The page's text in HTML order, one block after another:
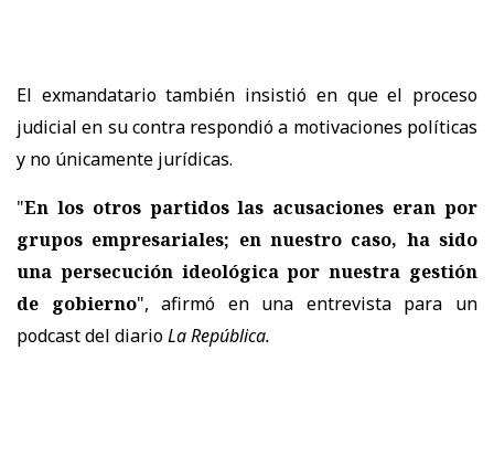
El exmandatario también insistió en que el proceso
judicial en su contra respondió a motivaciones políticas
y no únicamente jurídicas.
"En los otros partidos las acusaciones eran por
grupos empresariales; en nuestro caso, ha sido
una persecución ideológica por nuestra gestión
de gobierno", afirmó en una entrevista para un
podcast del diarioLa República.